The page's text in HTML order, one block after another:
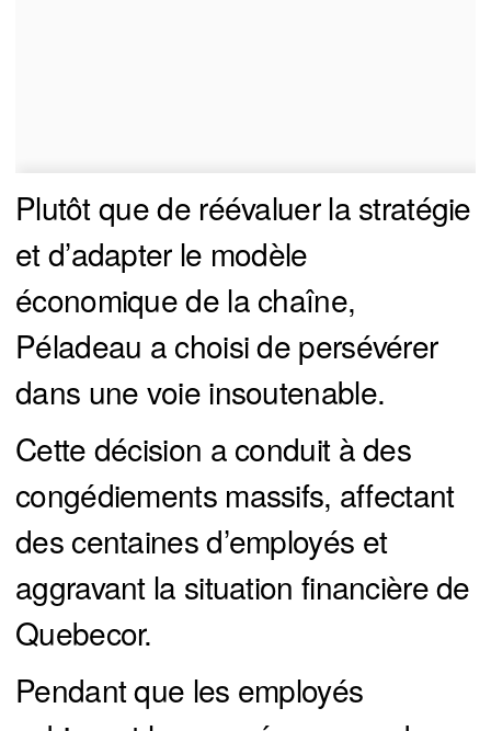
Plutôt que de réévaluer la stratégie
et d’adapter le modèle
économique de la chaîne,
Péladeau a choisi de persévérer
dans une voie insoutenable.
Cette décision a conduit à des
congédiements massifs, affectant
des centaines d’employés et
aggravant la situation financière de
Quebecor.
Pendant que les employés